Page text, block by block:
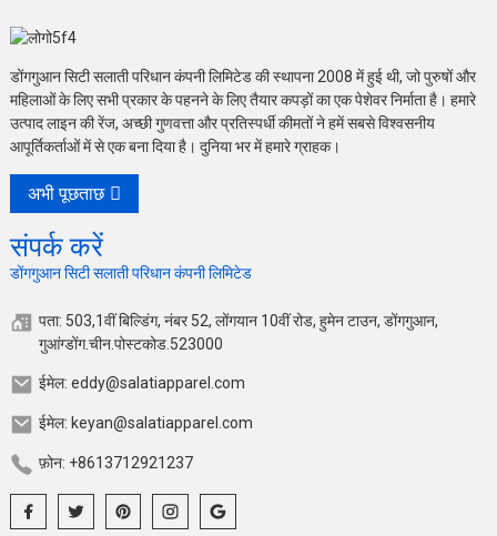
डोंगगुआन सिटी सलाती परिधान कंपनी लिमिटेड की स्थापना 2008 में हुई थी, जो पुरुषों और
महिलाओं के लिए सभी प्रकार के पहनने के लिए तैयार कपड़ों का एक पेशेवर निर्माता है। हमारे
उत्पाद लाइन की रेंज, अच्छी गुणवत्ता और प्रतिस्पर्धी कीमतों ने हमें सबसे विश्वसनीय
आपूर्तिकर्ताओं में से एक बना दिया है। दुनिया भर में हमारे ग्राहक।
अभी पूछताछ
संपर्क करें
डोंगगुआन सिटी सलाती परिधान कंपनी लिमिटेड
पता: 503,1वीं बिल्डिंग, नंबर 52, लोंगयान 10वीं रोड, हुमेन टाउन, डोंगगुआन,
गुआंग्डोंग.चीन.पोस्टकोड.523000
ईमेल: eddy@salatiapparel.com
ईमेल: keyan@salatiapparel.com
फ़ोन: +8613712921237